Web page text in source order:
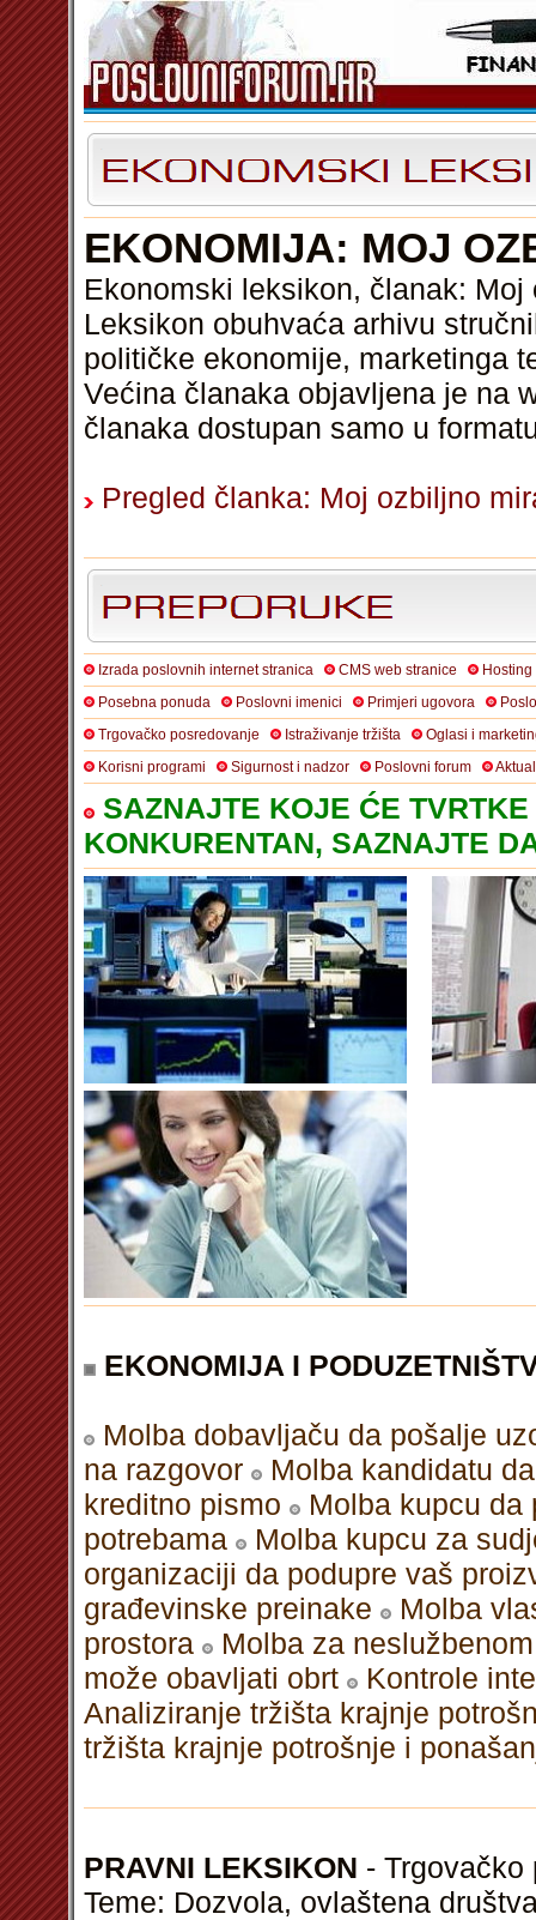
EKONOMIJA: MOJ
Ekonomski leksikon, članak: Moj
Leksikon obuhvaća arhivu
političke ekonomije, marketinga
Većina članaka objavljena je na
članaka dostupan samo u
Pregled članka: Moj ozbiljno
Izrada poslovnih internet stranica CMS web stranice
Posebna ponuda
Poslovni imenici Primjeri ugovora
Trgovačko posredovanje
Istraživanje tržišta
Oglasi i
Korisni programi
Sigurnost i nadzor Poslovni forum
SAZNAJTE KOJE ĆE
KONKURENTAN, SAZNAJTE
EKONOMIJA I
Molba dobavljaču da pošalje
na razgovor
Molba kandidatu
kreditno pismo
Molba kupcu
potrebama
Molba kupcu za
organizaciji da podupre vaš
građevinske preinake
Molba
prostora
Molba za
može obavljati obrt
Kontrole
Analiziranje tržišta krajnje
tržišta krajnje potrošnje i
PRAVNI LEKSIKON - Trgovačko
Teme: Dozvola, ovlaštena